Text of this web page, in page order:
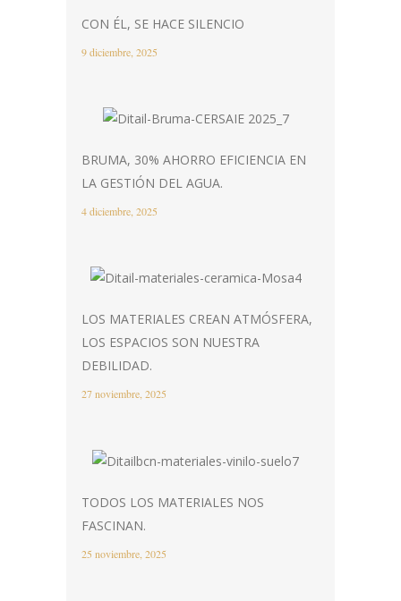
CON ÉL, SE HACE SILENCIO
9 diciembre, 2025
BRUMA, 30% AHORRO EFICIENCIA EN
LA GESTIÓN DEL AGUA.
4 diciembre, 2025
LOS MATERIALES CREAN ATMÓSFERA,
LOS ESPACIOS SON NUESTRA
DEBILIDAD.
27 noviembre, 2025
TODOS LOS MATERIALES NOS
FASCINAN.
25 noviembre, 2025